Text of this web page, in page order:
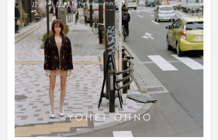
が渋谷
パルコ
にオー
プン